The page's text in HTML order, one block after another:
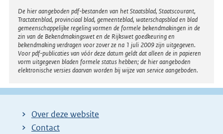
Disclaimer
De hier aangeboden pdf-bestanden van het Staatsblad, Staatscourant,
Tractatenblad, provinciaal blad, gemeenteblad, waterschapsblad en blad
gemeenschappelijke regeling vormen de formele bekendmakingen in de
zin van de Bekendmakingswet en de Rijkswet goedkeuring en
bekendmaking verdragen voor zover ze na 1 juli 2009 zijn uitgegeven.
Voor pdf-publicaties van vóór deze datum geldt dat alleen de in papieren
vorm uitgegeven bladen formele status hebben; de hier aangeboden
elektronische versies daarvan worden bij wijze van service aangeboden.
Over deze website
Contact